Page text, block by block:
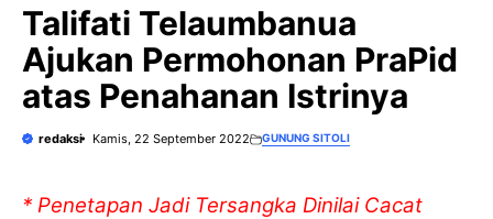
Talifati Telaumbanua
Ajukan Permohonan PraPid
atas Penahanan Istrinya
redaksi Kamis, 22 September 2022 GUNUNG SITOLI
* Penetapan Jadi Tersangka Dinilai Cacat